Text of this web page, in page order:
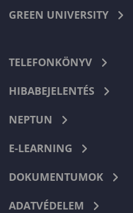
GREEN UNIVERSITY
TELEFONKÖNYV
HIBABEJELENTÉS
NEPTUN
E-LEARNING
DOKUMENTUMOK
ADATVÉDELEM